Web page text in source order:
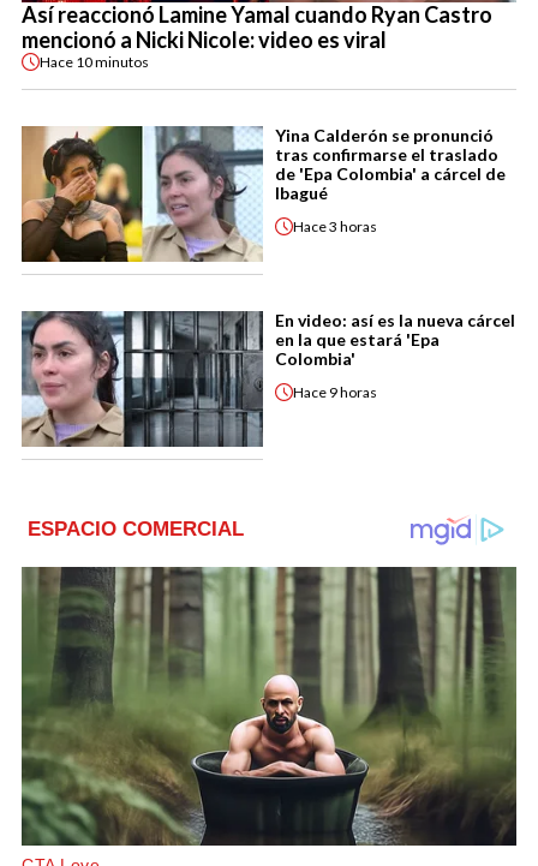
Así reaccionó Lamine Yamal cuando Ryan Castro
mencionó a Nicki Nicole: video es viral
Hace 10 minutos
Yina Calderón se pronunció
tras confirmarse el traslado
de 'Epa Colombia' a cárcel de
Ibagué
Hace3 horas
En video: así es la nueva cárcel
en la que estará 'Epa
Colombia'
Hace 9 horas